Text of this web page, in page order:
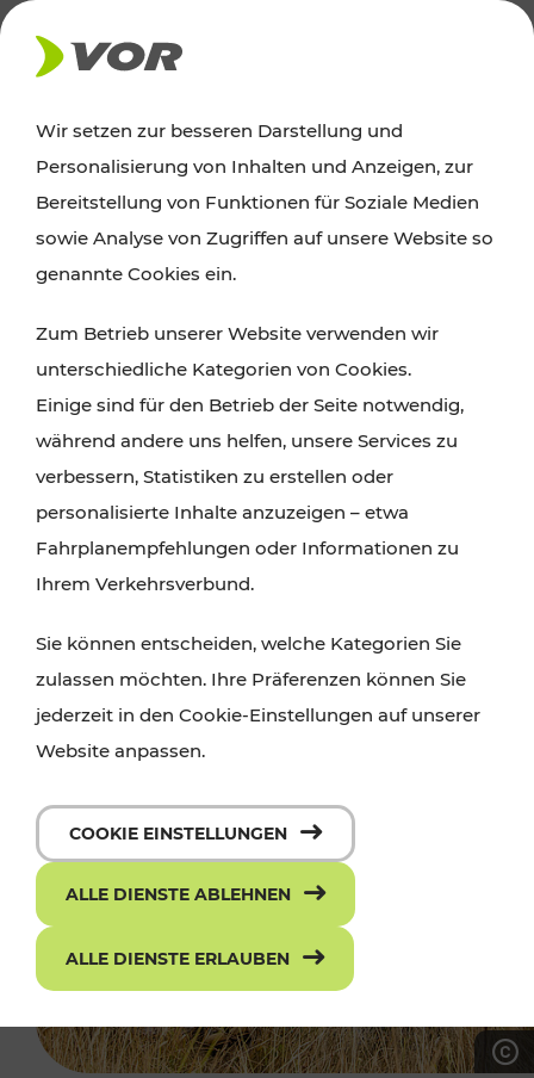
AKTUELLES
Ausflugstipps
Wien, Niederösterreich und das Burgenland
Wanderungen, Kultur und Gastronomie,
Radtouren oder purer Naturgenuss – viele
Attraktionen sind mit den Ticket- und Fahrplan-
Angeboten des VOR gut und schnell erreichbar.
Wir setzen zur besseren Darstellung und
Personalisierung von Inhalten und Anzeigen, zur
Bereitstellung von Funktionen für Soziale Medien
sowie Analyse von Zugriffen auf unsere Website so
genannte Cookies ein.
Zum Betrieb unserer Website verwenden wir
unterschiedliche Kategorien von Cookies.
Einige sind für den Betrieb der Seite notwendig,
während andere uns helfen, unsere Services zu
verbessern, Statistiken zu erstellen oder
personalisierte Inhalte anzuzeigen – etwa
Fahrplanempfehlungen oder Informationen zu
Ihrem Verkehrsverbund.
Sie können entscheiden, welche Kategorien Sie
zulassen möchten. Ihre Präferenzen können Sie
jederzeit in den Cookie-Einstellungen auf unserer
Website anpassen.
COOKIE EINSTELLUNGEN
ALLE DIENSTE ABLEHNEN
ALLE DIENSTE ERLAUBEN